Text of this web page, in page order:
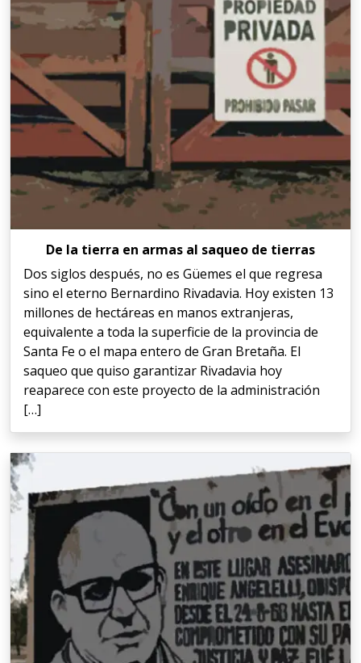
De la tierra en armas al saqueo de tierras
Dos siglos después, no es Güemes el que regresa
sino el eterno Bernardino Rivadavia. Hoy existen 13
millones de hectáreas en manos extranjeras,
equivalente a toda la superficie de la provincia de
Santa Fe o el mapa entero de Gran Bretaña. El
saqueo que quiso garantizar Rivadavia hoy
reaparece con este proyecto de la administración
[…]